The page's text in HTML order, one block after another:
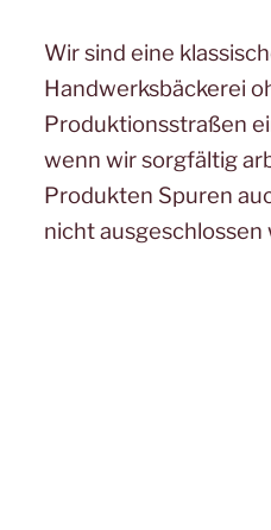
Wir sind eine
Handwerksbäckerei
Produktionsstraßen
wenn wir sorgfältig
Produkten Spuren
nicht ausgeschlossen